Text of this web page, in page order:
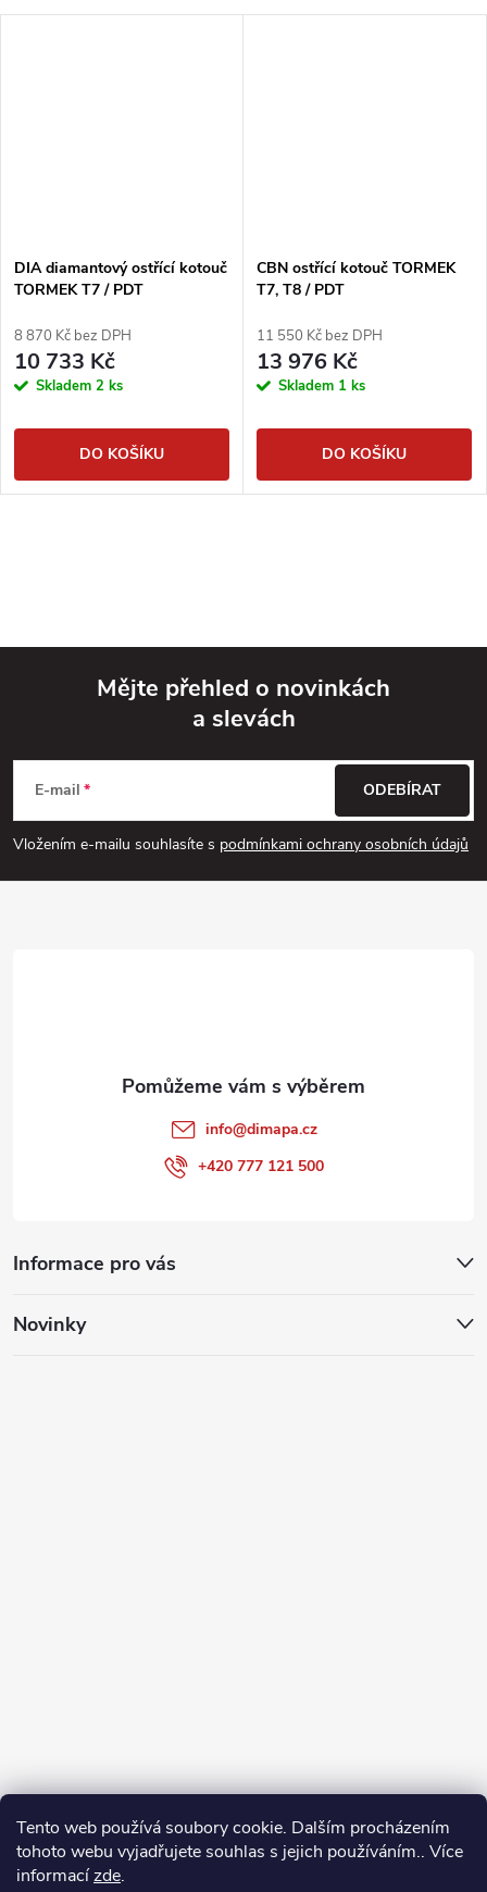
Tento web používá soubory cookie. Dalším procházením
tohoto webu vyjadřujete souhlas s jejich používáním.. Více
informacízde.
DIA diamantový ostřící kotouč
TORMEK T7 / PDT
8 870 Kč bez DPH
10 733 Kč
Skladem 2 ks
DO KOŠÍKU
CBN ostřící kotouč TORMEK
T7, T8 / PDT
11 550 Kč bez DPH
13 976 Kč
Skladem 1 ks
DO KOŠÍKU
p
Mějte přehled o novinkách
a slevách
E-mail
Vložením e-mailu souhlasíte s podmínkami ochrany osobních údajů
ODEBÍRAT
Informace pro vás
Novinky
info@dimapa.cz
+420 777 121 500